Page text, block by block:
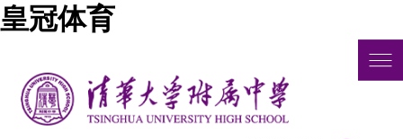
皇冠体育